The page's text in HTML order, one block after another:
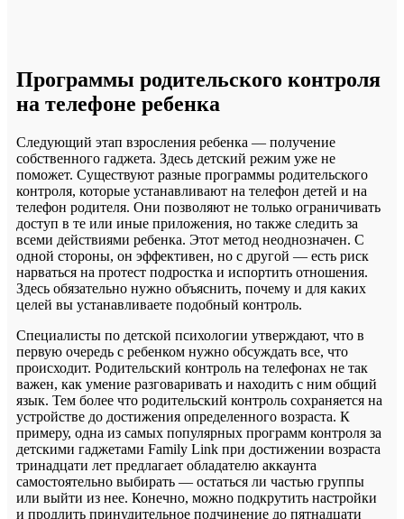
Программы родительского контроля
на телефоне ребенка
Следующий этап взросления ребенка — получение
собственного гаджета. Здесь детский режим уже не
поможет. Существуют разные программы родительского
контроля, которые устанавливают на телефон детей и на
телефон родителя. Они позволяют не только ограничивать
доступ в те или иные приложения, но также следить за
всеми действиями ребенка. Этот метод неоднозначен. С
одной стороны, он эффективен, но с другой — есть риск
нарваться на протест подростка и испортить отношения.
Здесь обязательно нужно объяснить, почему и для каких
целей вы устанавливаете подобный контроль.
Специалисты по детской психологии утверждают, что в
первую очередь с ребенком нужно обсуждать все, что
происходит. Родительский контроль на телефонах не так
важен, как умение разговаривать и находить с ним общий
язык. Тем более что родительский контроль сохраняется на
устройстве до достижения определенного возраста. К
примеру, одна из самых популярных программ контроля за
детскими гаджетами Family Link при достижении возраста
тринадцати лет предлагает обладателю аккаунта
самостоятельно выбирать — остаться ли частью группы
или выйти из нее. Конечно, можно подкрутить настройки
и продлить принудительное подчинение до пятнадцати